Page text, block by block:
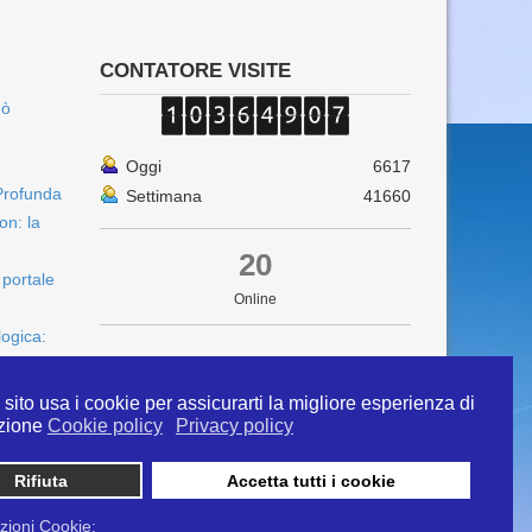
sito usa i cookie per assicurarti la migliore esperienza di
Cookie policy Privacy policy
Rifiuta Accetta tutti i cookie
Cookie:
la
CONTATORE VISITE
Oggi
6617
Settimana
41660
20
Online
info@ipertermiaitalia.it tel. 331/9584817 . Il